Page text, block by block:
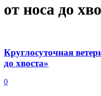
от носа до
Круглосуточная
до хвоста»
0